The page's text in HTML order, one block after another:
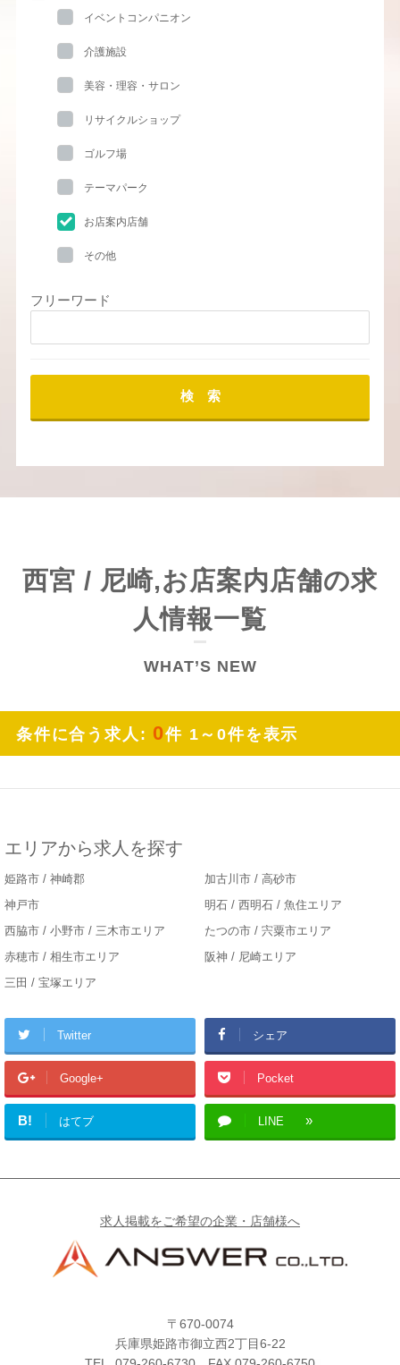
イベントコンパニオン
介護施設
美容・理容・サロン
リサイクルショップ
ゴルフ場
テーマパーク
お店案内店舗
その他
フリーワード
検 索
西宮 / 尼崎,お店案内店舗の求
人情報一覧
WHAT’S NEW
条件に合う求人: 0件 1～0件を表示
エリアから求人を探す
姫路市 / 神崎郡
加古川市 / 高砂市
神戸市
明石 / 西明石 / 魚住エリア
西脇市 / 小野市 / 三木市エリア
たつの市 / 宍粟市エリア
赤穂市 / 相生市エリア
阪神 / 尼崎エリア
三田 / 宝塚エリア
Twitter シェア
Google+ Pocket
B! はてブ LINE
求人掲載をご希望の企業・店舗様へ
〒670-0074
兵庫県姫路市御立西2丁目6-22